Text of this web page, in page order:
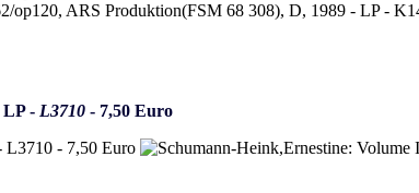
LP - L3710 - 7,50 Euro